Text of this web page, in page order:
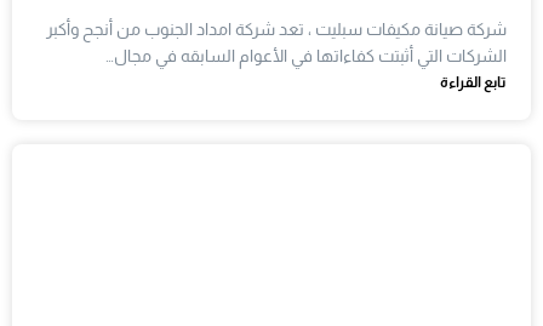
شركة صيانة مكيفات سبليت ، تعد شركة امداد الجنوب من أنجح وأكبر
الشركات التي أثبتت كفاءاتها في الأعوام السابقه في مجال…
تابع القراءة